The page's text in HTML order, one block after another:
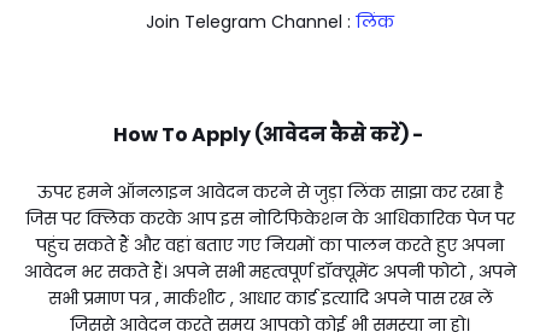
Join Telegram Channel : लिंक
How To Apply (आवेदन कैसे करें) -
ऊपर हमने ऑनलाइन आवेदन करने से जुड़ा लिंक साझा कर रखा है
जिस पर क्लिक करके आप इस नोटिफिकेशन के आधिकारिक पेज पर
पहुंच सकते हैं और वहां बताए गए नियमों का पालन करते हुए अपना
आवेदन भर सकते हैं। अपने सभी महत्वपूर्ण डॉक्यूमेंट अपनी फोटो , अपने
सभी प्रमाण पत्र , मार्कशीट , आधार कार्ड इत्यादि अपने पास रख लें
जिससे आवेदन करते समय आपको कोई भी समस्या ना हो।